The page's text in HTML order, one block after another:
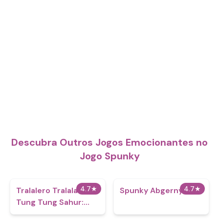
Descubra Outros Jogos Emocionantes no
Jogo Spunky
4.7★
Tralalero Tralala And
Tung Tung Sahur:
Hard Quiz
4.7★
Spunky Abgerny